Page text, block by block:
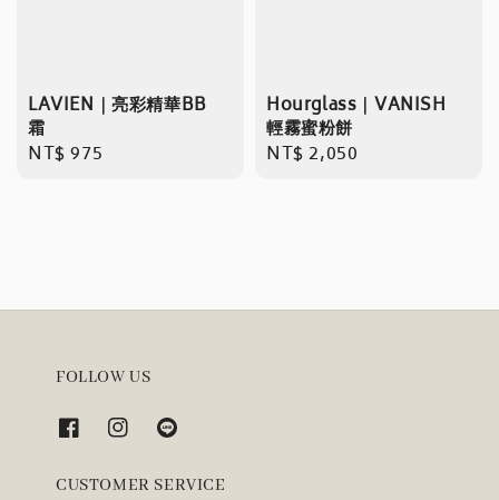
LAVIEN｜亮彩精華BB
霜
Regular
NT$ 975
Hourglass｜VANISH
輕霧蜜粉餅
Regular
NT$ 2,050
FOLLOW US
CUSTOMER SERVICE